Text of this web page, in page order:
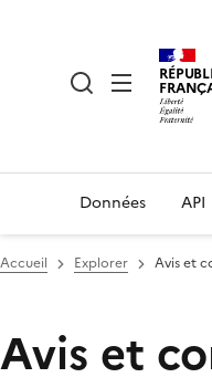
Données API
Accueil Explorer Avis et
Avis et